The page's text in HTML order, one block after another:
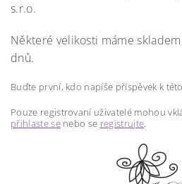
s.r.o.
Některé velikosti máme
dnů.
Buďte první, kdo napíše příspěvek k
Pouze registrovaní uživatelé mohou
přihlaste senebo se registrujte.